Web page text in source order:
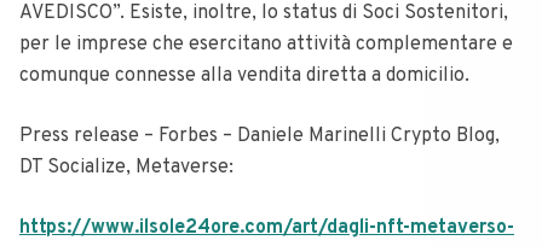
AVEDISCO”. Esiste, inoltre, lo status di Soci Sostenitori,
per le imprese che esercitano attività complementare e
comunque connesse alla vendita diretta a domicilio.
Press release – Forbes – Daniele Marinelli Crypto Blog,
DT Socialize, Metaverse:
https://www.ilsole24ore.com/art/dagli-nft-metaverso-